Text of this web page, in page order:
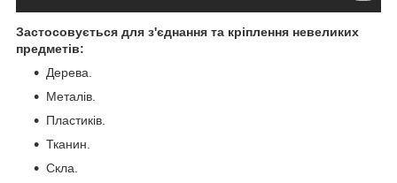
Застосовується для з'єднання та кріплення невеликих
предметів:
Дерева.
Металів.
Пластиків.
Тканин.
Скла.